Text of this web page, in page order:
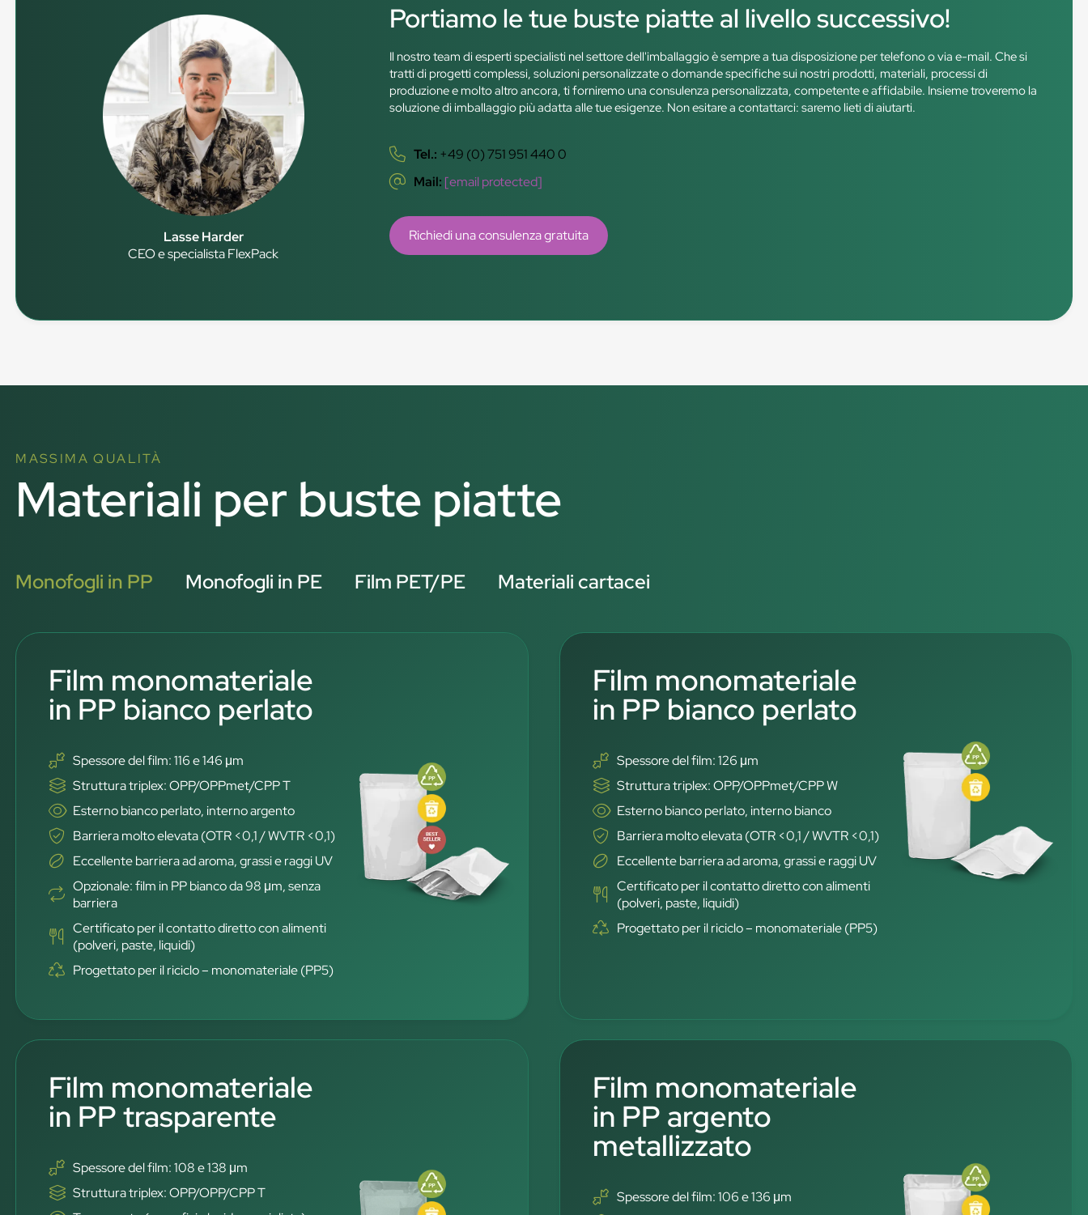
Lasse Harder
CEO e specialista FlexPack
Portiamo le tue buste piatte al livello successivo!
Il nostro team di esperti specialisti nel settore dell'imballaggio è sempre a tua disposizione per telefono o via e-mail. Che si
tratti di progetti complessi, soluzioni personalizzate o domande specifiche sui nostri prodotti, materiali, processi di
produzione e molto altro ancora, ti forniremo una consulenza personalizzata, competente e affidabile. Insieme troveremo la
soluzione di imballaggio più adatta alle tue esigenze. Non esitare a contattarci: saremo lieti di aiutarti.
Tel.: +49 (0) 751 951 440 0
Mail: [email protected]
Richiedi una consulenza gratuita
MASSIMA QUALITÀ
Materiali per buste piatte
Monofogli in PP Monofogli in PE Film PET/PE Materiali cartacei
Film monomateriale
in PP bianco perlato
Spessore del film: 116 e 146 μm
Struttura triplex: OPP/OPPmet/CPP T
Esterno bianco perlato, interno argento
Barriera molto elevata (OTR <0,1 / WVTR <0,1)
Eccellente barriera ad aroma, grassi e raggi UV
Opzionale: film in PP bianco da 98 μm, senza
barriera
Certificato per il contatto diretto con alimenti
(polveri, paste, liquidi)
Progettato per il riciclo – monomateriale (PP5)
Film monomateriale
in PP bianco perlato
Spessore del film: 126 μm
Struttura triplex: OPP/OPPmet/CPP W
Esterno bianco perlato, interno bianco
Barriera molto elevata (OTR <0,1 / WVTR <0,1)
Eccellente barriera ad aroma, grassi e raggi UV
Certificato per il contatto diretto con alimenti
(polveri, paste, liquidi)
Progettato per il riciclo – monomateriale (PP5)
Film monomateriale
in PP trasparente
Spessore del film: 108 e 138 μm
Struttura triplex: OPP/OPP/CPP T
Film monomateriale
in PP argento
metallizzato
Spessore del film: 106 e 136 μm